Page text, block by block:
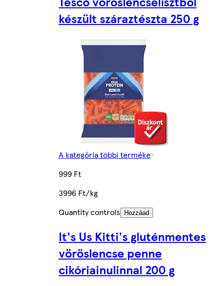
készült száraztészta 250 g
A kategória többi terméke
999 Ft
3996 Ft/kg
Quantity controls
Hozzáad
It's Us Kitti's gluténmentes
vöröslencse penne
cikóriainulinnal 200 g